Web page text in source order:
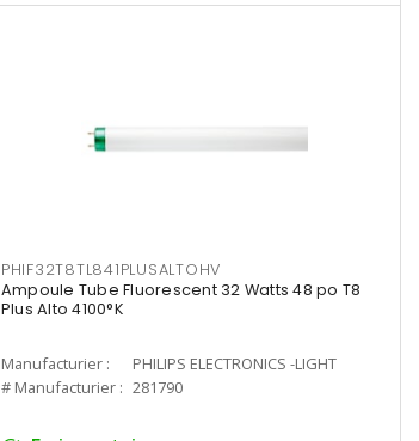
PHIF32T8TL841PLUSALTOHV
Ampoule Tube Fluorescent 32 Watts 48 po T8
Plus Alto 4100°K
Manufacturier :
PHILIPS ELECTRONICS -LIGHT
# Manufacturier : 281790